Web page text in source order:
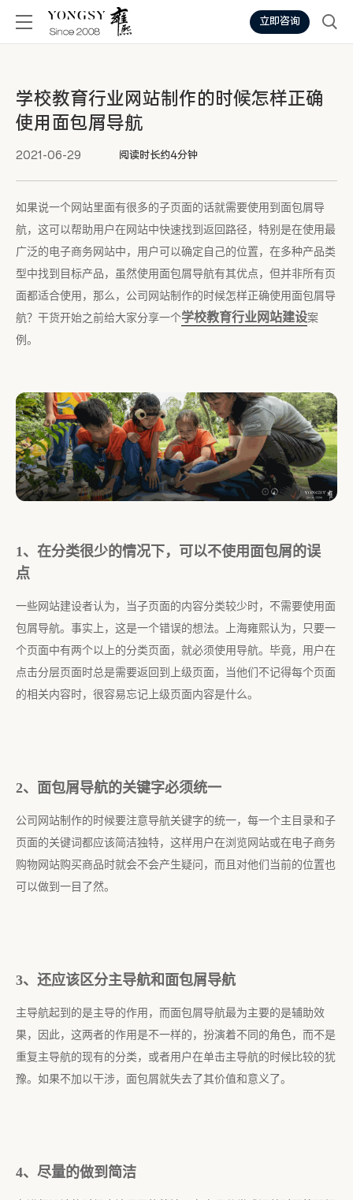
立即咨询
学校教育行业网站制作的时候怎样正确
使用面包屑导航
2021-06-29 阅读时长约4分钟
如果说一个网站里面有很多的子页面的话就需要使用到面包屑导
航，这可以帮助用户在网站中快速找到返回路径，特别是在使用最
广泛的电子商务网站中，用户可以确定自己的位置，在多种产品类
型中找到目标产品，虽然使用面包屑导航有其优点，但并非所有页
面都适合使用，那么，公司网站制作的时候怎样正确使用面包屑导
航？干货开始之前给大家分享一个学校教育行业网站建设案
例。
1、在分类很少的情况下，可以不使用面包屑的误
点
一些网站建设者认为，当子页面的内容分类较少时，不需要使用面
包屑导航。事实上，这是一个错误的想法。上海雍熙认为，只要一
个页面中有两个以上的分类页面，就必须使用导航。毕竟，用户在
点击分层页面时总是需要返回到上级页面，当他们不记得每个页面
的相关内容时，很容易忘记上级页面内容是什么。
2、面包屑导航的关键字必须统一
公司网站制作的时候要注意导航关键字的统一，每一个主目录和子
页面的关键词都应该简洁独特，这样用户在浏览网站或在电子商务
购物网站购买商品时就会不会产生疑问，而且对他们当前的位置也
可以做到一目了然。
3、还应该区分主导航和面包屑导航
主导航起到的是主导的作用，而面包屑导航最为主要的是辅助效
果，因此，这两者的作用是不一样的，扮演着不同的角色，而不是
重复主导航的现有的分类，或者用户在单击主导航的时候比较的犹
豫。如果不加以干涉，面包屑就失去了其价值和意义了。
4、尽量的做到简洁